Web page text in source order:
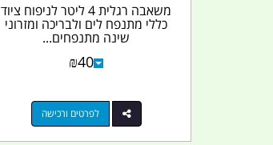
משאבה רגלית 4 ליטר לניפוח ציוד
כללי מתנפח לים ולבריכה ומזרוני
שינה מתנפחים...
₪40
לפרטים ורכישה